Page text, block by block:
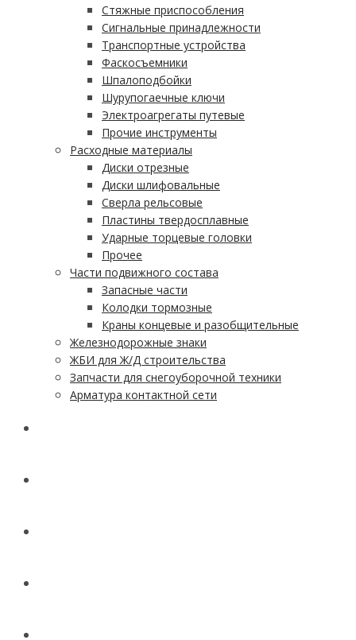
Стяжные приспособления
Сигнальные принадлежности
Транспортные устройства
Фаскосъемники
Шпалоподбойки
Шурупогаечные ключи
Электроагрегаты путевые
Прочие инструменты
Расходные материалы
Диски отрезные
Диски шлифовальные
Сверла рельсовые
Пластины твердосплавные
Ударные торцевые головки
Прочее
Части подвижного состава
Запасные части
Колодки тормозные
Краны концевые и разобщительные
Железнодорожные знаки
ЖБИ для Ж/Д строительства
Запчасти для снегоуборочной техники
Арматура контактной сети